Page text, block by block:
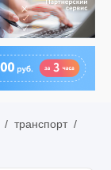
/ транспорт /